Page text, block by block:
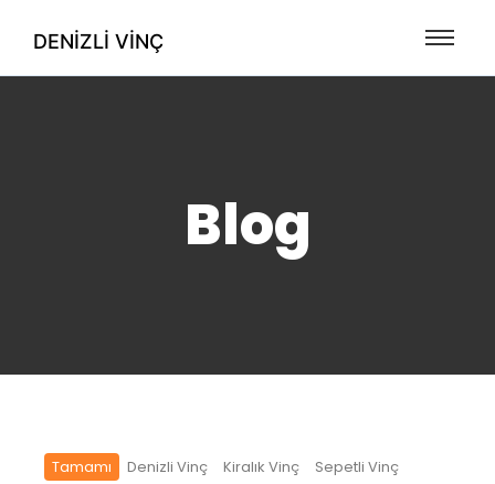
DENIZLI VINÇ
Blog
Tamamı Denizli Vinç Kiralık Vinç
Sepetli Vinç